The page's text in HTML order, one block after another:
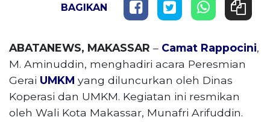
BAGIKAN
ABATANEWS, MAKASSAR – Camat Rappocini,
M. Aminuddin, menghadiri acara Peresmian
Gerai UMKM yang diluncurkan oleh Dinas
Koperasi dan UMKM. Kegiatan ini resmikan
oleh Wali Kota Makassar, Munafri Arifuddin.